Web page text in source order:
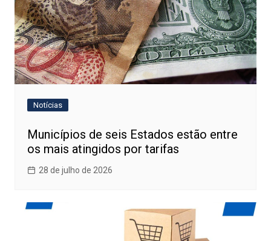
Notícias
Municípios de seis Estados estão entre
os mais atingidos por tarifas
28 de julho de 2026